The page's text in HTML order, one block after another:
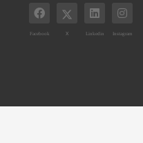
Facebook X Linkedin Instagram